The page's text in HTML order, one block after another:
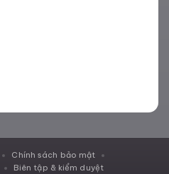
Chính sách bảo mật
Biên tập & kiểm duyệt